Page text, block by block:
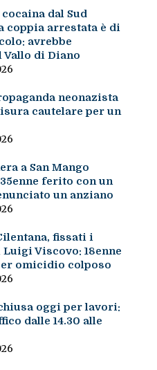
dal Sud
coppia arrestata è di
avrebbe
di Diano
neonazista
cautelare per un
a San Mango
ferito con un
un anziano
fissati i
Viscovo: 18enne
omicidio colposo
oggi per lavori:
dalle 14.30 alle